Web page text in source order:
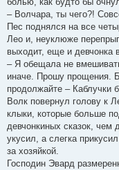
– Волчара, ты чего?!
Пес поднялся на все
Лео и, неуклюже
выходит, еще и девчонка
– Я обещала не
иначе. Прошу прощения.
продолжайте – Каблучки
Волк повернул голову к
клыки, которые больше
девчонкиных сказок,
укусил, а слегка
за хозяйкой.
Господин Эвард